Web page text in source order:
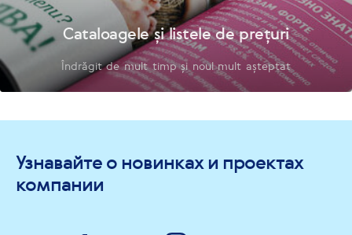
Cataloagele și listele de prețuri
Îndrăgit de mult timp și noul mult așteptat
Узнавайте о новинках и проектах
компании